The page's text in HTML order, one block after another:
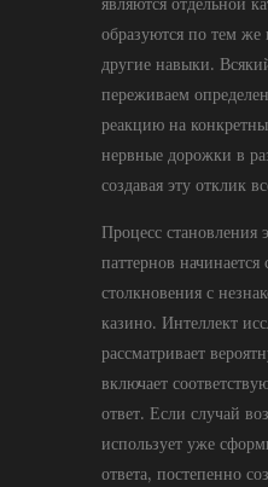
образуются по тем
другие навыки.
переживаем
реакцию на
нервные дорожки в
создавая эту отклик
Процесс становления
паттернов начинается
столкновения с
казино. Интеллект
рассматривает
включает
ответ. Если случай
использует уже
ответа, постепенно